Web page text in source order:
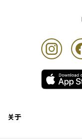
关于